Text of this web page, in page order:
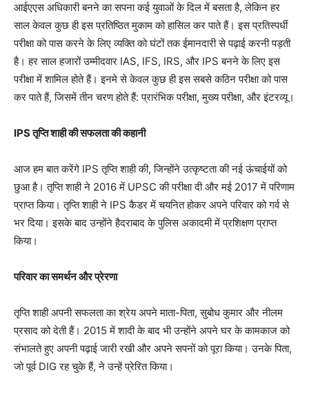
आईएएस अधिकारी बनने का सपना कई युवाओं के दिल में बसता है, लेकिन हर
साल केवल कुछ ही इस प्रतिष्ठित मुकाम को हासिल कर पाते हैं। इस प्रतिस्पर्धी
परीक्षा को पास करने के लिए व्यक्ति को घंटों तक ईमानदारी से पढ़ाई करनी पड़ती
है। हर साल हजारों उम्मीदवार IAS, IFS, IRS, और IPS बनने के लिए इस
परीक्षा में शामिल होते हैं। इनमे से केवल कुछ ही इस सबसे कठिन परीक्षा को पास
कर पाते हैं, जिसमें तीन चरण होते हैं: प्रारंभिक परीक्षा, मुख्य परीक्षा, और इंटरव्यू।
IPS तृप्ति शाही की सफलता की कहानी
आज हम बात करेंगे IPS तृप्ति शाही की, जिन्होंने उत्कृष्टता की नई ऊंचाईयों को
छुआ है। तृप्ति शाही ने 2016 में UPSC की परीक्षा दी और मई 2017 में परिणाम
प्राप्त किया। तृप्ति शाही ने IPS कैडर में चयनित होकर अपने परिवार को गर्व से
भर दिया। इसके बाद उन्होंने हैदराबाद के पुलिस अकादमी में प्रशिक्षण प्राप्त
किया।
परिवार का समर्थन और प्रेरणा
तृप्ति शाही अपनी सफलता का श्रेय अपने माता-पिता, सुबोध कुमार और नीलम
प्रसाद को देती हैं। 2015 में शादी के बाद भी उन्होंने अपने घर के कामकाज को
संभालते हुए अपनी पढ़ाई जारी रखी और अपने सपनों को पूरा किया। उनके पिता,
जो पूर्व DIG रह चुके हैं, ने उन्हें प्रेरित किया।